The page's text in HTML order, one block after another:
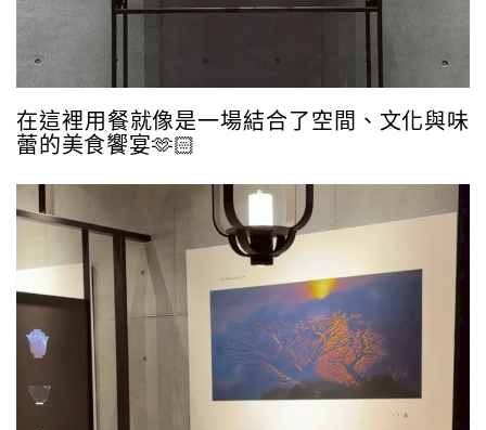
在這裡用餐就像是一場結合了空間、文化與味
蕾的美食饗宴🫶🏻